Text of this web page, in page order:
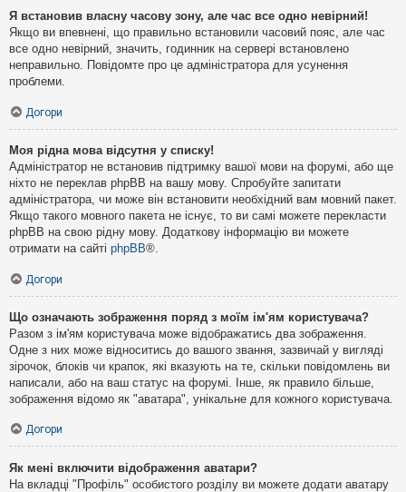
Я встановив власну часову зону, але час все одно невірний!
Якщо ви впевнені, що правильно встановили часовий пояс, але час
все одно невірний, значить, годинник на сервері встановлено
неправильно. Повідомте про це адміністратора для усунення
проблеми.
Догори
Моя рідна мова відсутня у списку!
Адміністратор не встановив підтримку вашої мови на форумі, або ще
ніхто не переклав phpBB на вашу мову. Спробуйте запитати
адміністратора, чи може він встановити необхідний вам мовний пакет.
Якщо такого мовного пакета не існує, то ви самі можете перекласти
phpBB на свою рідну мову. Додаткову інформацію ви можете
отримати на сайті phpBB®.
Догори
Що означають зображення поряд з моїм ім'ям користувача?
Разом з ім'ям користувача може відображатись два зображення.
Одне з них може відноситись до вашого звання, зазвичай у вигляді
зірочок, блоків чи крапок, які вказують на те, скільки повідомлень ви
написали, або на ваш статус на форумі. Інше, як правило більше,
зображення відомо як "аватара", унікальне для кожного користувача.
Догори
Як мені включити відображення аватари?
На вкладці "Профіль" особистого розділу ви можете додати аватару